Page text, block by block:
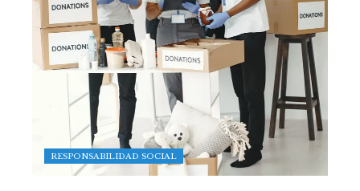
RESPONSABILIDAD SOCIAL